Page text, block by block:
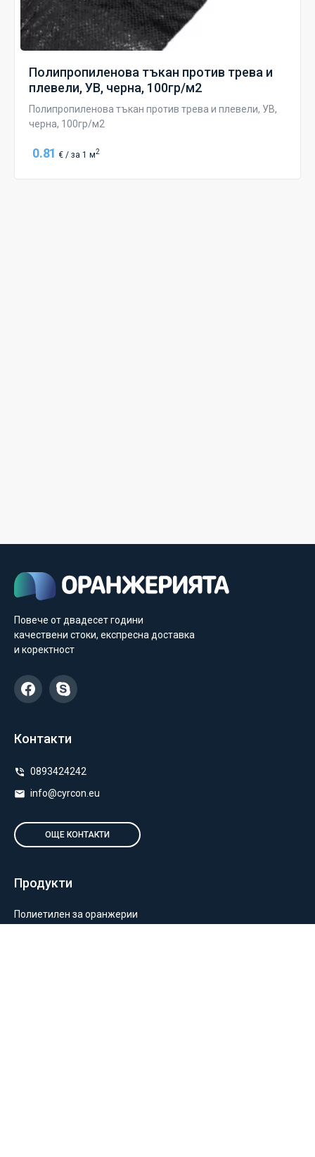
Полипропиленова тъкан против трева и
плевели, УВ, черна, 100гр/м2
Полипропиленова тъкан против трева и плевели, УВ,
черна, 100гр/м2
0.81 € / за 1 м2
Повече от двадесет години
качествени стоки, експресна доставка
и коректност
Контакти
0893424242
info@cyrcon.eu
ОЩЕ КОНТАКТИ
Продукти
Полиетилен за оранжерии